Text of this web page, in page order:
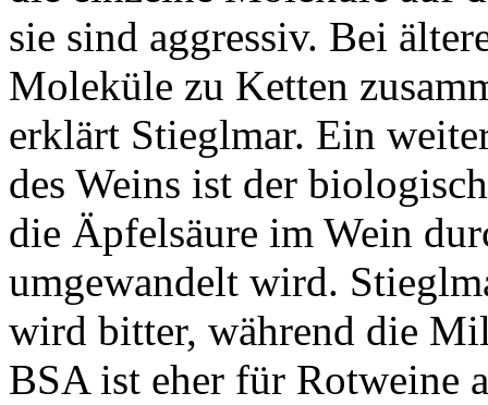
sie sind aggressiv. Bei
Moleküle zu Ketten
erklärt Stieglmar. Ein
des Weins ist der
die Äpfelsäure im Wein
umgewandelt wird.
wird bitter, während die
BSA ist eher für Rotweine